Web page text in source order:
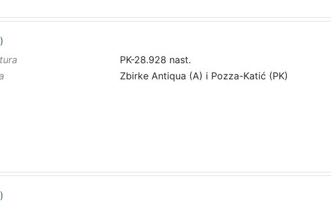
PK-28.928 nast.
Zbirke Antiqua (A) i Pozza-Katić (PK)